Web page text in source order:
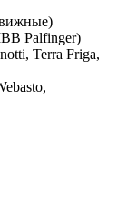
Palfinger)
Terra Friga,